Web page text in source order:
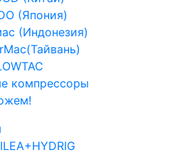
(Япония)
(Индонезия)
компрессоры